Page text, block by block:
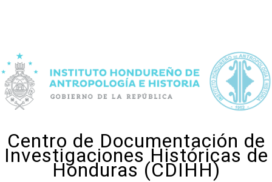
Centro de Documentación de
Investigaciones Históricas de
Honduras (CDIHH)